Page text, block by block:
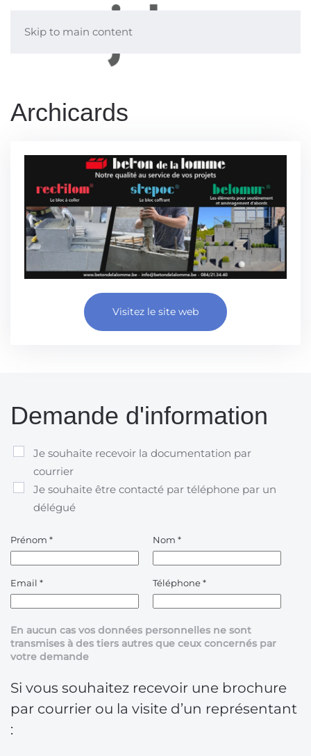
Skip to main content
Archicards
Visitez le site web
Demande d'information
Je souhaite recevoir la documentation par
courrier
Je souhaite être contacté par téléphone par un
délégué
Prénom * Nom *
Email * Téléphone*
En aucun cas vos données personnelles ne sont
transmises à des tiers autres que ceux concernés par
votre demande
Si vous souhaitez recevoir une brochure
par courrier ou la visite d’un représentant
: